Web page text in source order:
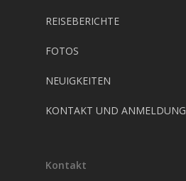
REISEBERICHTE
FOTOS
NEUIGKEITEN
KONTAKT UND ANMELDUNG
Kontakt